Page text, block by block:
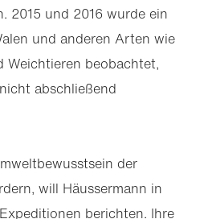
2015 und 2016 wurde ein
und anderen Arten wie
Weichtieren beobachtet,
abschließend
der
will Häussermann in
berichten. Ihre